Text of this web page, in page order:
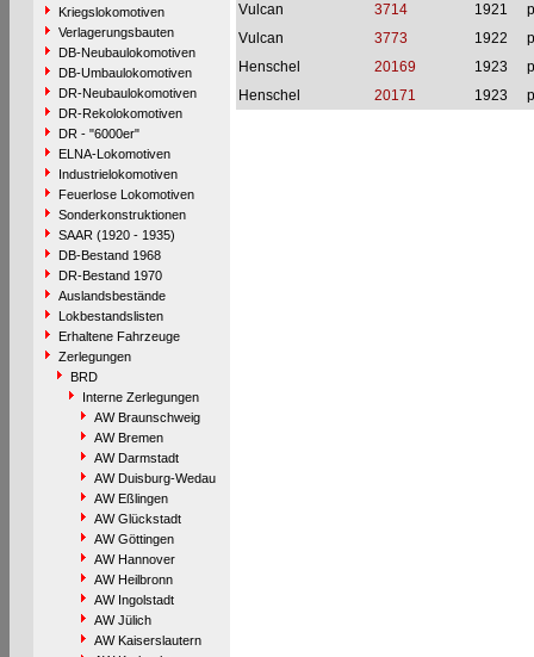
Kriegslokomotiven
Verlagerungsbauten
DB-Neubaulokomotiven
DB-Umbaulokomotiven
DR-Neubaulokomotiven
DR-Rekolokomotiven
DR - "6000er"
ELNA-Lokomotiven
Industrielokomotiven
Feuerlose Lokomotiven
Sonderkonstruktionen
SAAR (1920 - 1935)
DB-Bestand 1968
DR-Bestand 1970
Auslandsbestände
Lokbestandslisten
Erhaltene Fahrzeuge
Zerlegungen
BRD
Interne Zerlegungen
AW Braunschweig
AW Bremen
AW Darmstadt
AW Duisburg-Wedau
AW Eßlingen
AW Glückstadt
AW Göttingen
AW Hannover
AW Heilbronn
AW Ingolstadt
AW Jülich
AW Kaiserslautern
Vulcan
3714 1921
Vulcan
3773 1922
Henschel
20169 1923
Henschel
20171 1923